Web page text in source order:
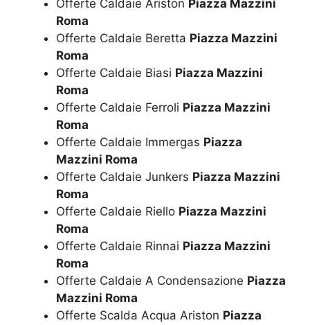
Offerte Caldaie Ariston Piazza Mazzini
Roma
Offerte Caldaie Beretta Piazza Mazzini
Roma
Offerte Caldaie Biasi Piazza Mazzini
Roma
Offerte Caldaie Ferroli Piazza Mazzini
Roma
Offerte Caldaie Immergas Piazza
Mazzini Roma
Offerte Caldaie Junkers Piazza Mazzini
Roma
Offerte Caldaie Riello Piazza Mazzini
Roma
Offerte Caldaie Rinnai Piazza Mazzini
Roma
Offerte Caldaie A Condensazione Piazza
Mazzini Roma
Offerte Scalda Acqua Ariston Piazza